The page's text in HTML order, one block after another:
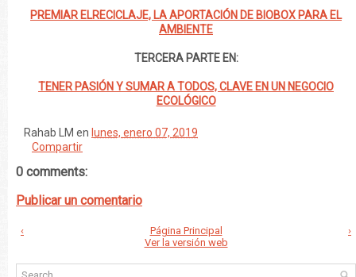
PREMIAR ELRECICLAJE, LA APORTACIÓN DE BIOBOX PARA EL
AMBIENTE
TERCERA PARTE EN:
TENER PASIÓN Y SUMAR A TODOS, CLAVE EN UN NEGOCIO
ECOLÓGICO
Rahab LM en lunes, enero 07, 2019
Compartir
0 comments:
Publicar un comentario
‹ ›
Página Principal
Ver la versión web